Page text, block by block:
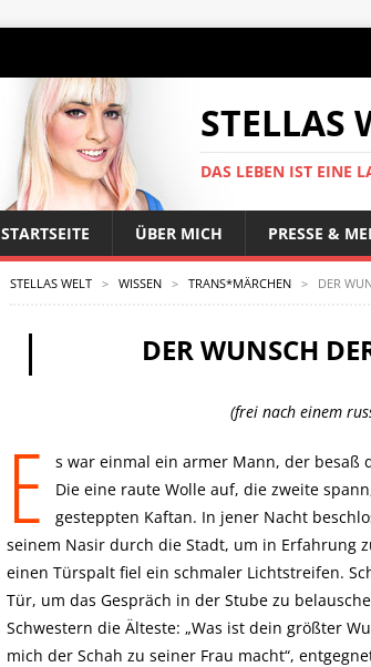
STELLAS
DAS LEBEN IST EINE
STARTSEITE ÜBER MICH PRESSE &
STELLAS WELT > WISSEN > TRANS*MÄRCHEN > DER
DER WUNSCH
(frei nach einem
E
s war einmal ein armer Mann, der besaß
Die eine raute Wolle auf, die zweite
gesteppten Kaftan. In jener Nacht
seinem Nasir durch die Stadt, um in Erfahrung
einen Türspalt fiel ein schmaler Lichtstreifen.
Tür, um das Gespräch in der Stube zu
Schwestern die Älteste: „Was ist dein größter
mich der Schah zu seiner Frau macht“,